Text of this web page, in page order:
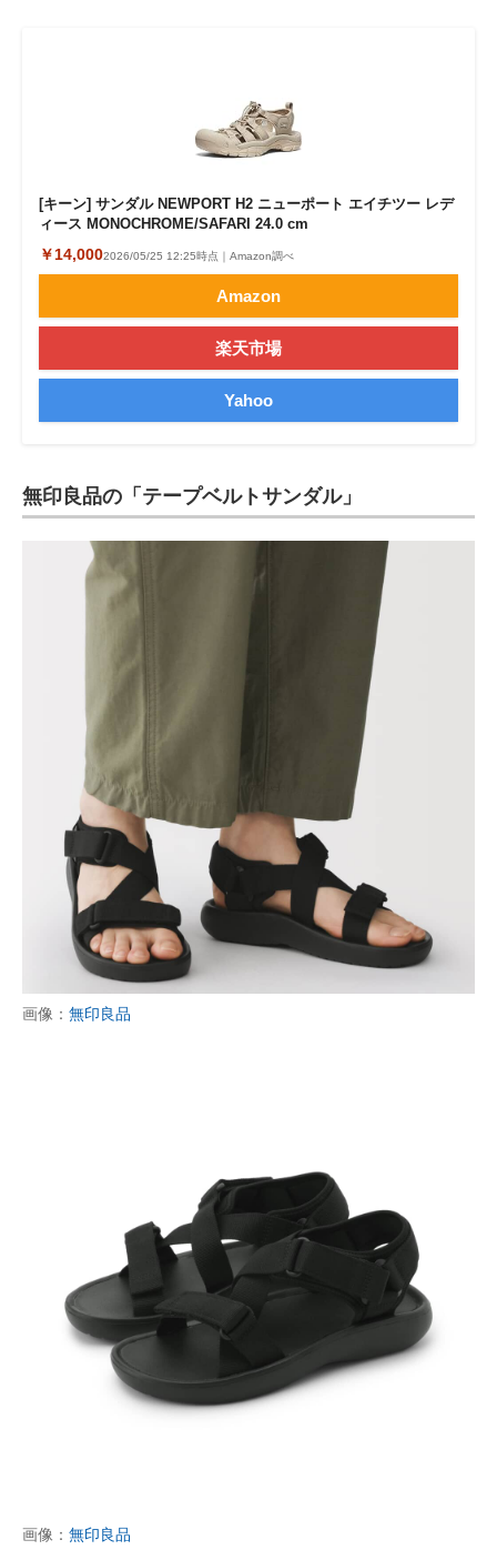
[キーン] サンダル NEWPORT H2 ニューポート エイチツー レデ
ィース MONOCHROME/SAFARI 24.0 cm
￥14,0002026/05/25 12:25時点｜Amazon調べ
Amazon
楽天市場
Yahoo
無印良品の「テープベルトサンダル」
画像： 無印良品
画像： 無印良品